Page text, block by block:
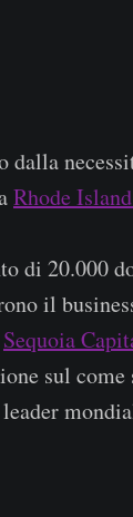
dalla
Rhode
di 20.000
il
Sequoia
sul